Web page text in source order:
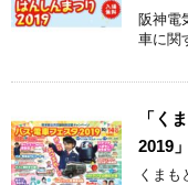
阪神電
車に関
「く
2019
くまも